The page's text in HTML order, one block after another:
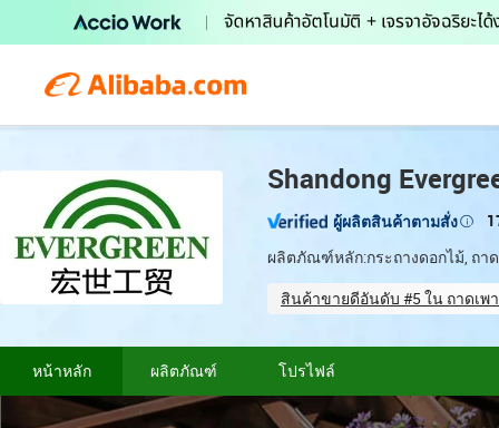
Shandong
ผู้ผลิตสินค้าตามสั่ง
ผลิตภัณฑ์หลัก:กระถางดอกไม้, ถ
สินค้าขายดีอันดับ #5 ใน ถาดเพ
หน้าหลัก ผลิตภัณฑ์ โปรไฟล์